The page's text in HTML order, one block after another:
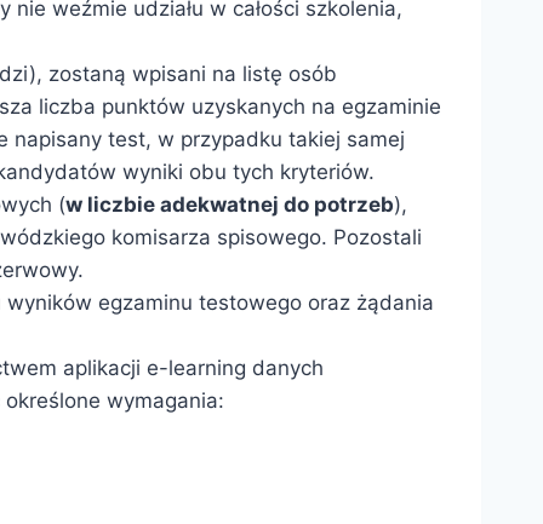
weźmie udziału w całości szkolenia,
zostaną wpisani na listę osób
liczba punktów uzyskanych na egzaminie
napisany test, w przypadku takiej samej
wyniki obu tych kryteriów.
(w liczbie adekwatnej do potrzeb),
komisarza spisowego. Pozostali
egzaminu testowego oraz żądania
aplikacji e-learning danych
wymagania: